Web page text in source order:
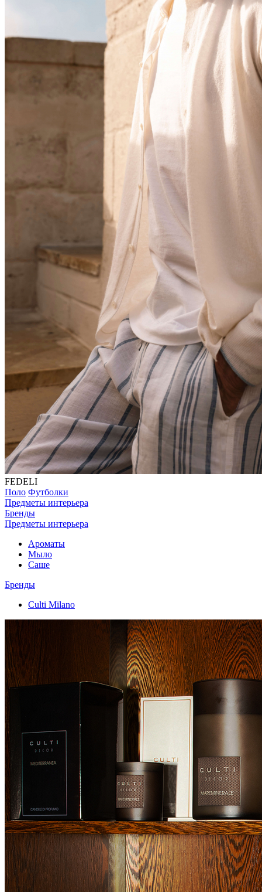
FEDELI
Поло Футболки
Предметы интерьера
Бренды
Предметы интерьера
Ароматы
Мыло
Саше
Бренды
Culti Milano